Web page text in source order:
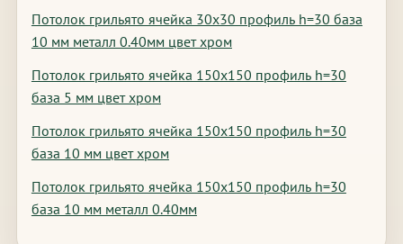
Потолок грильято ячейка 30х30 профиль h=30 база
10 мм металл 0.40мм цвет хром
Потолок грильято ячейка 150х150 профиль h=30
база 5 мм цвет хром
Потолок грильято ячейка 150х150 профиль h=30
база 10 мм цвет хром
Потолок грильято ячейка 150х150 профиль h=30
база 10 мм металл 0.40мм